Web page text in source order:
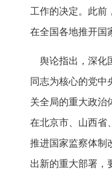
工作的决定。此前
在全国各地推开国
舆论指出，深化
同志为核心的党中
关全局的重大政治
在北京市、山西省
推进国家监察体制
出新的重大部署，